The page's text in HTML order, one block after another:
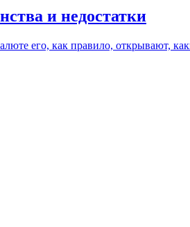
и недостатки
его, как правило, открывают,